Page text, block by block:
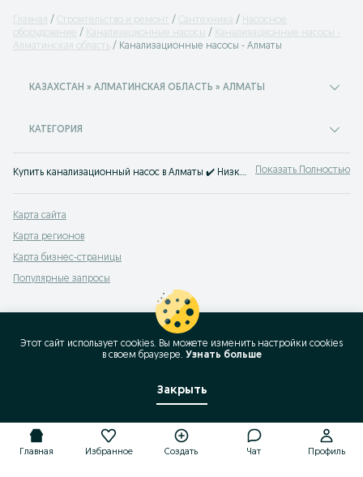
Главная Строительство и ремонт Сантехника
Насосное
оборудование
Канализационные насосы
Канализационные насосы -
Алматинская область
Канализационные насосы - Алматы
КАЗАХСТАН » АЛМАТИНСКАЯ ОБЛАСТЬ » АЛМАТЫ
КАТЕГОРИЯ
Купить канализационный насос в Алматы ✔️ Низкие цены на насосы для канализации ⚡ Покупай качественные кнс насосы на OLX.kz. Показать Полностью
Карта сайта
Карта регионов
Карта бизнес-страницы
Популярные запросы
Главная Избранное Создать Чат Профиль
Этот сайт использует cookies. Вы можете изменить настройки cookies
в своeм браузере. Узнать больше
Закрыть